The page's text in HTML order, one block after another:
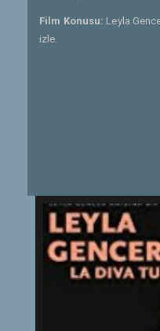
Film Konusu: Leyla
izle.